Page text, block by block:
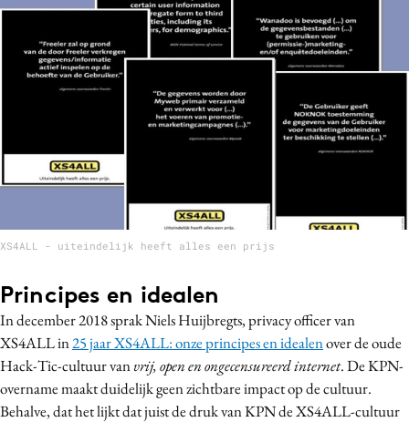
Programmatic
XS4ALL - uiteindelijk heeft alles een prijs
Principes en idealen
In december 2018 sprakNiels Huijbregts, privacy officer van
XS4ALL in25 jaar XS4ALL: onze principes en idealenoverde oude
Hack-Tic-cultuur vanvrij, open en ongecensureerd internet. De KPN-
overname maakt duidelijk geen zichtbare impact op de cultuur.
Behalve, dat het lijkt dat juist de druk van KPN de XS4ALL-cultuur